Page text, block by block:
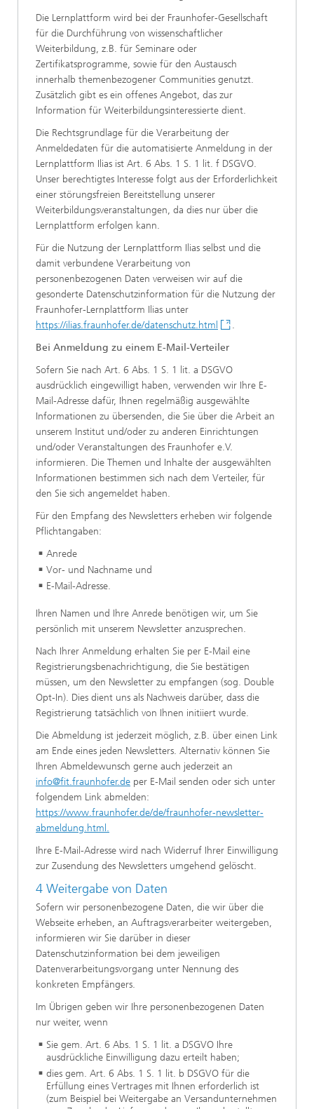
Die Lernplattform wird bei der Fraunhofer-Gesellschaft
für die Durchführung von wissenschaftlicher
Weiterbildung, z.B. für Seminare oder
Zertifikatsprogramme, sowie für den Austausch
innerhalb themenbezogener Communities genutzt.
Zusätzlich gibt es ein offenes Angebot, das zur
Information für Weiterbildungsinteressierte dient.
Die Rechtsgrundlage für die Verarbeitung der
Anmeldedaten für die automatisierte Anmeldung in der
Lernplattform Ilias ist Art. 6 Abs. 1 S. 1 lit. f DSGVO.
Unser berechtigtes Interesse folgt aus der Erforderlichkeit
einer störungsfreien Bereitstellung unserer
Weiterbildungsveranstaltungen, da dies nur über die
Lernplattform erfolgen kann.
Für die Nutzung der Lernplattform Ilias selbst und die
damit verbundene Verarbeitung von
personenbezogenen Daten verweisen wir auf die
gesonderte Datenschutzinformation für die Nutzung der
Fraunhofer-Lernplattform Ilias unter
https://ilias.fraunhofer.de/datenschutz.html
.
Bei Anmeldung zu einem E-Mail-Verteiler
Sofern Sie nach Art. 6 Abs. 1 S. 1 lit. a DSGVO
ausdrücklich eingewilligt haben, verwenden wir Ihre E-
Mail-Adresse dafür, Ihnen regelmäßig ausgewählte
Informationen zu übersenden, die Sie über die Arbeit an
unserem Institut und/oder zu anderen Einrichtungen
und/oder Veranstaltungen des Fraunhofer e.V.
informieren. Die Themen und Inhalte der ausgewählten
Informationen bestimmen sich nach dem Verteiler, für
den Sie sich angemeldet haben.
Für den Empfang des Newsletters erheben wir folgende
Pflichtangaben:
Anrede
Vor- und Nachname und
E-Mail-Adresse.
Ihren Namen und Ihre Anrede benötigen wir, um Sie
persönlich mit unserem Newsletter anzusprechen.
Nach Ihrer Anmeldung erhalten Sie per E-Mail eine
Registrierungsbenachrichtigung, die Sie bestätigen
müssen, um den Newsletter zu empfangen (sog. Double
Opt-In). Dies dient uns als Nachweis darüber, dass die
Registrierung tatsächlich von Ihnen initiiert wurde.
Die Abmeldung ist jederzeit möglich, z.B. über einen Link
am Ende eines jeden Newsletters. Alternativ können Sie
Ihren Abmeldewunsch gerne auch jederzeit an
info@fit.fraunhofer.de per E-Mail senden oder sich unter
folgendem Link abmelden:
https://www.fraunhofer.de/de/fraunhofer-newsletter-
abmeldung.html.
Ihre E-Mail-Adresse wird nach Widerruf Ihrer Einwilligung
zur Zusendung des Newsletters umgehend gelöscht.
4 Weitergabe von Daten
Sofern wir personenbezogene Daten, die wir über die
Webseite erheben, an Auftragsverarbeiter weitergeben,
informieren wir Sie darüber in dieser
Datenschutzinformation bei dem jeweiligen
Datenverarbeitungsvorgang unter Nennung des
konkreten Empfängers.
Im Übrigen geben wir Ihre personenbezogenen Daten
nur weiter, wenn
Sie gem. Art. 6 Abs. 1 S. 1 lit. a DSGVO Ihre
ausdrückliche Einwilligung dazu erteilt haben;
dies gem. Art. 6 Abs. 1 S. 1 lit. b DSGVO für die
Erfüllung eines Vertrages mit Ihnen erforderlich ist
(zum Beispiel bei Weitergabe an Versandunternehmen